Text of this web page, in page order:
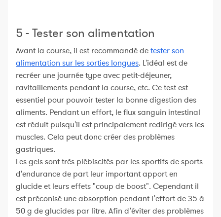
5 - Tester son alimentation
Avant la course, il est recommandé detester son
alimentation sur les sorties longues. L'idéal est de
recréer une journée type avec petit-déjeuner,
ravitaillements pendant la course, etc. Ce test est
essentiel pour pouvoir tester la bonne digestion des
aliments. Pendant un effort, le flux sanguin intestinal
est réduit puisqu'il est principalement redirigé vers les
muscles. Cela peut donc créer des problèmes
gastriques.
Les gels sont très plébiscités par les sportifs de sports
d'endurance de part leur important apport en
glucide et leurs effets "coup de boost". Cependant il
est préconisé une absorption pendant l’effort de 35 à
50 g de glucides par litre. Afin d’éviter des problèmes